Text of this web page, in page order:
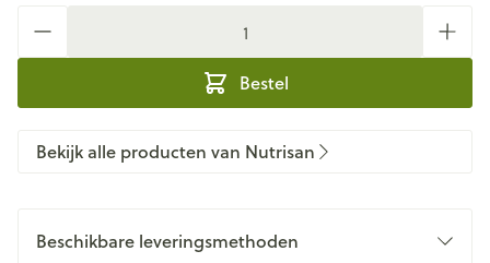
Bestel
Bekijk alle producten van Nutrisan
Beschikbare leveringsmethoden